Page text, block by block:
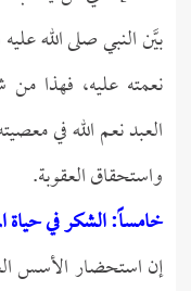
بيَّن النبي صلى الله
نعمته عليه، فهذا
العبد نعم الله في
واستحقاق العقوبة.
خامساً: الشكر في حياة
إن استحضار الأسس